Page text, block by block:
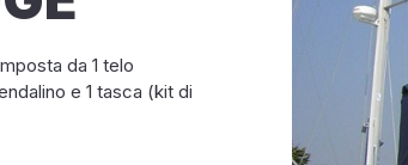
da 1 telo
e 1 tasca (kit di